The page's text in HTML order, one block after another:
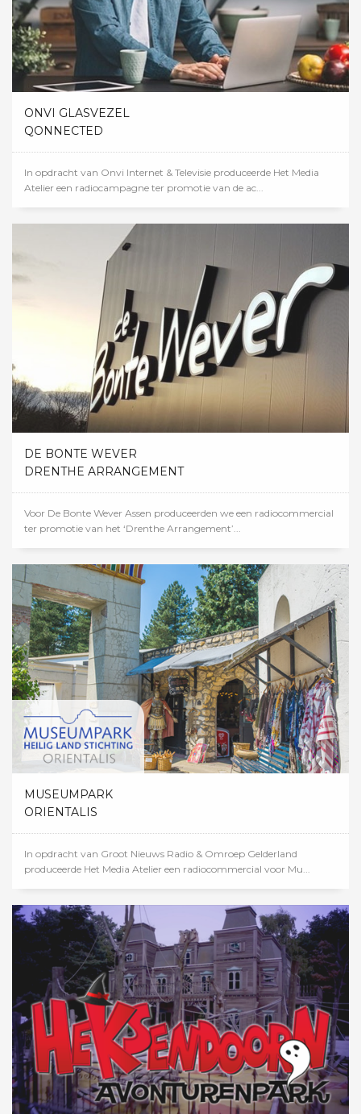
ONVI GLASVEZEL
QONNECTED
In opdracht van Onvi Internet & Televisie produceerde Het Media
Atelier een radiocampagne ter promotie van de ac...
DE BONTE WEVER
DRENTHE ARRANGEMENT
Voor De Bonte Wever Assen produceerden we een radiocommercial
ter promotie van het ‘Drenthe Arrangement’...
MUSEUMPARK
ORIENTALIS
In opdracht van Groot Nieuws Radio & Omroep Gelderland
produceerde Het Media Atelier een radiocommercial voor Mu...